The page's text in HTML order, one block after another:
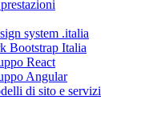
system .italia
Bootstrap Italia
React
Angular
di sito e servizi